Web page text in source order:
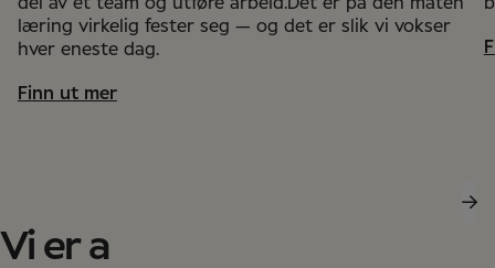
læring virkelig fester seg — og det er slik vi vokser
hver eneste dag.
Finn ut mer
Vi er a